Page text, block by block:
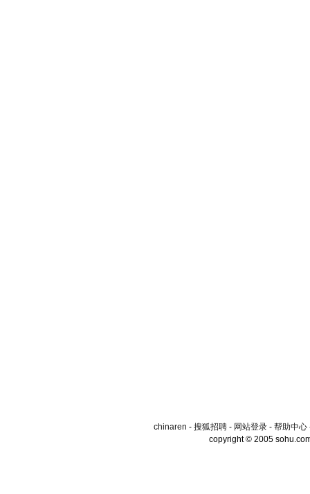
chinaren - 搜狐招聘- 网站登录- 帮助中心
copyright © 2005